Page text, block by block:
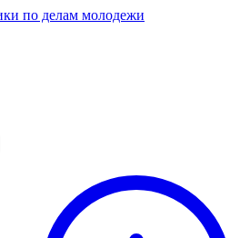
по делам молодежи